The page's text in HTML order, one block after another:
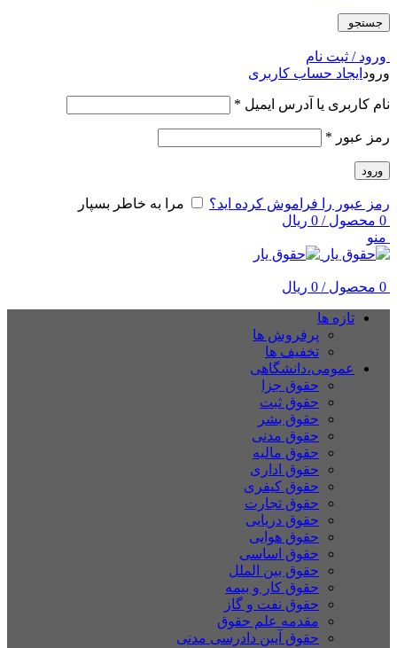
جستجو
ورود / ثبت نام
ورود ایجاد حساب کاربری
نام کاربری یا آدرس ایمیل *
رمز عبور *
ورود
رمز عبور را فراموش کرده اید؟
مرا به خاطر بسپار
0 محصول /
0 ریال
منو
0 محصول /
0 ریال
تازه ها
پرفروش ها
تخفیف ها
عمومی،دانشگاهی
حقوق جزا
حقوق ثبت
حقوق بشر
حقوق مدنی
حقوق مالیه
حقوق اداری
حقوق کیفری
حقوق تجارت
حقوق دریایی
حقوق هوایی
حقوق اساسی
حقوق بین الملل
حقوق کار و بیمه
حقوق نفت و گاز
مقدمه علم حقوق
حقوق آیین دادرسی مدنی